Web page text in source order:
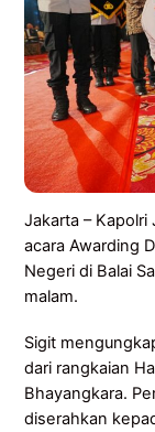
Jakarta –
acara Awarding
Negeri di Balai
malam.
Sigit
dari rangkaian
Bhayangkara.
diserahkan